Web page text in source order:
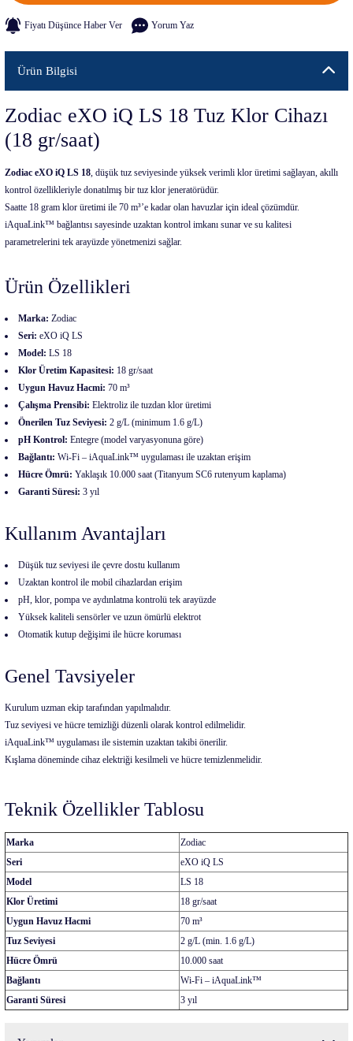
Fiyatı Düşünce Haber Ver Yorum Yaz
Ürün Bilgisi
Zodiac eXO iQ LS 18 Tuz Klor Cihazı
(18 gr/saat)
Zodiac eXO iQ LS 18, düşük tuz seviyesinde yüksek verimli klor üretimi sağlayan, akıllı
kontrol özellikleriyle donatılmış bir tuz klor jeneratörüdür.
Saatte 18 gram klor üretimi ile 70 m³’e kadar olan havuzlar için ideal çözümdür.
iAquaLink™ bağlantısı sayesinde uzaktan kontrol imkanı sunar ve su kalitesi
parametrelerini tek arayüzde yönetmenizi sağlar.
Ürün Özellikleri
Marka: Zodiac
Seri: eXO iQ LS
Model: LS 18
Klor Üretim Kapasitesi: 18 gr/saat
Uygun Havuz Hacmi: 70 m³
Çalışma Prensibi: Elektroliz ile tuzdan klor üretimi
Önerilen Tuz Seviyesi: 2 g/L (minimum 1.6 g/L)
pH Kontrol: Entegre (model varyasyonuna göre)
Bağlantı: Wi-Fi – iAquaLink™ uygulaması ile uzaktan erişim
Hücre Ömrü: Yaklaşık 10.000 saat (Titanyum SC6 rutenyum kaplama)
Garanti Süresi: 3 yıl
Kullanım Avantajları
Düşük tuz seviyesi ile çevre dostu kullanım
Uzaktan kontrol ile mobil cihazlardan erişim
pH, klor, pompa ve aydınlatma kontrolü tek arayüzde
Yüksek kaliteli sensörler ve uzun ömürlü elektrot
Otomatik kutup değişimi ile hücre koruması
Genel Tavsiyeler
Kurulum uzman ekip tarafından yapılmalıdır.
Tuz seviyesi ve hücre temizliği düzenli olarak kontrol edilmelidir.
iAquaLink™ uygulaması ile sistemin uzaktan takibi önerilir.
Kışlama döneminde cihaz elektriği kesilmeli ve hücre temizlenmelidir.
Teknik Özellikler Tablosu
Marka
Zodiac
Seri
eXO iQ LS
Model
LS 18
Klor Üretimi
18 gr/saat
Uygun Havuz Hacmi
70 m³
Tuz Seviyesi
2 g/L (min. 1.6 g/L)
Hücre Ömrü
10.000 saat
Bağlantı
Wi-Fi – iAquaLink™
Garanti Süresi
3 yıl